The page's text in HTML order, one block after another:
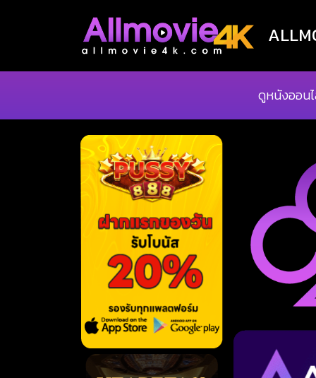
ดูหนังออน